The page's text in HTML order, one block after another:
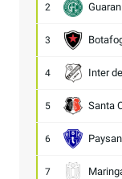
2
3
4 Inter
5 Santa
6
7